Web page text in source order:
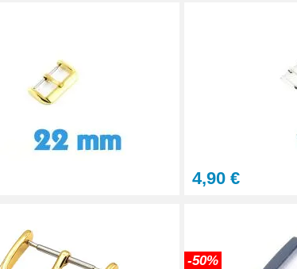
4,90 €
-50%